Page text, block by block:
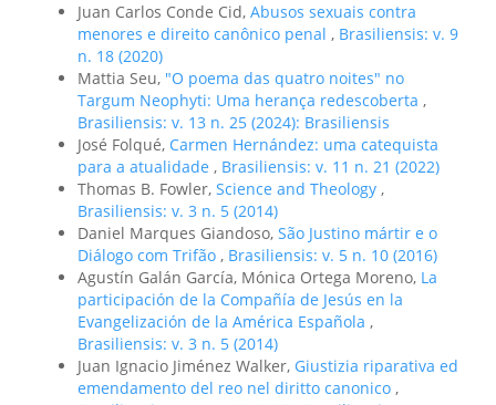
Juan Carlos Conde Cid, Abusos sexuais contra
menores e direito canônico penal , Brasiliensis: v. 9
n. 18 (2020)
Mattia Seu, "O poema das quatro noites" no
Targum Neophyti: Uma herança redescoberta ,
Brasiliensis: v. 13 n. 25 (2024): Brasiliensis
José Folqué, Carmen Hernández: uma catequista
para a atualidade , Brasiliensis: v. 11 n. 21 (2022)
Thomas B. Fowler, Science and Theology ,
Brasiliensis: v. 3 n. 5 (2014)
Daniel Marques Giandoso, São Justino mártir e o
Diálogo com Trifão , Brasiliensis: v. 5 n. 10 (2016)
Agustín Galán García, Mónica Ortega Moreno, La
participación de la Compañía de Jesús en la
Evangelización de la América Española ,
Brasiliensis: v. 3 n. 5 (2014)
Juan Ignacio Jiménez Walker, Giustizia riparativa ed
emendamento del reo nel diritto canonico ,